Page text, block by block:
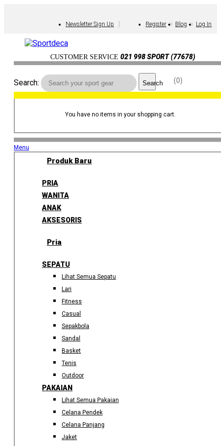
Newsletter Sign Up Register Blog Log In
CUSTOMER SERVICE 021 998 SPORT (77678)
0
Search: Search
You have no items in your shopping cart.
Menu
Produk Baru
PRIA
WANITA
ANAK
AKSESORIS
Pria
SEPATU
Lihat Semua Sepatu
Lari
Fitness
Casual
Sepakbola
Sandal
Basket
Tenis
Outdoor
PAKAIAN
Lihat Semua Pakaian
Celana Pendek
Celana Panjang
Jaket